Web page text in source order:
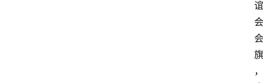
谊
会
会
旗
，